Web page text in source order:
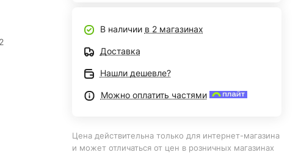
В наличии в 2 магазинах
Доставка
Нашли дешевле?
Можно оплатить частями
Цена действительна только для интернет-магазина
и может отличаться от цен в розничных магазинах